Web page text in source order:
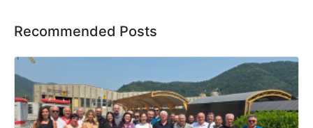
Recommended Posts